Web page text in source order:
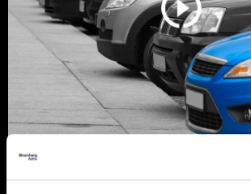
Srbija još vozi stare
tržište se menja zbog